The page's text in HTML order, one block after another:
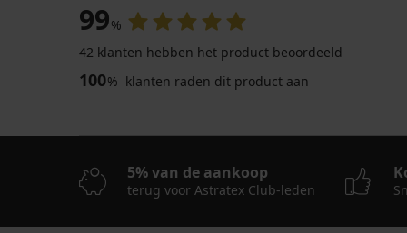
99%
42 klanten hebben het product beoordeeld
100% klanten raden dit product aan
5% van de aankoop
terug voor Astratex Club-leden